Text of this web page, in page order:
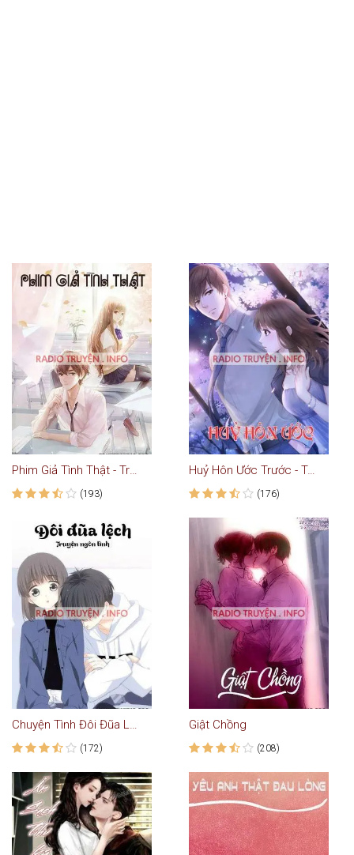
Phim Giả Tình Thật - Truyện Ngôn Tình
(193)
Huỷ Hôn Ước Trước - Truyện Ngôn Tình
(176)
Chuyện Tình Đôi Đũa Lệch - Truyện Ngôn Tình
(172)
Giật Chồng
(208)